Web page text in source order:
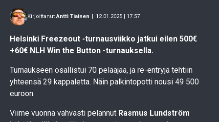
KirjoittanutAntti Tiainen | 12.01.2025 | 17.57
Helsinki Freezeout -turnausviikko jatkui eilen 500€
+60€ NLH Win the Button -turnauksella.
Turnaukseen osallistui 70 pelaajaa, ja re-entryjä tehtiin
yhteensä 29 kappaletta. Näin palkintopotti nousi 49 500
euroon.
Viime vuonna vahvasti pelannut Rasmus Lundström